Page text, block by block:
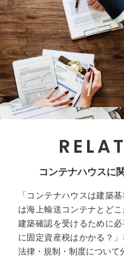
コンテナハウスに
「コンテナハウスは建築
は海上輸送コンテナとど
建築確認を受けるために
に固定資産税はかかる？
法律・規制・制度について